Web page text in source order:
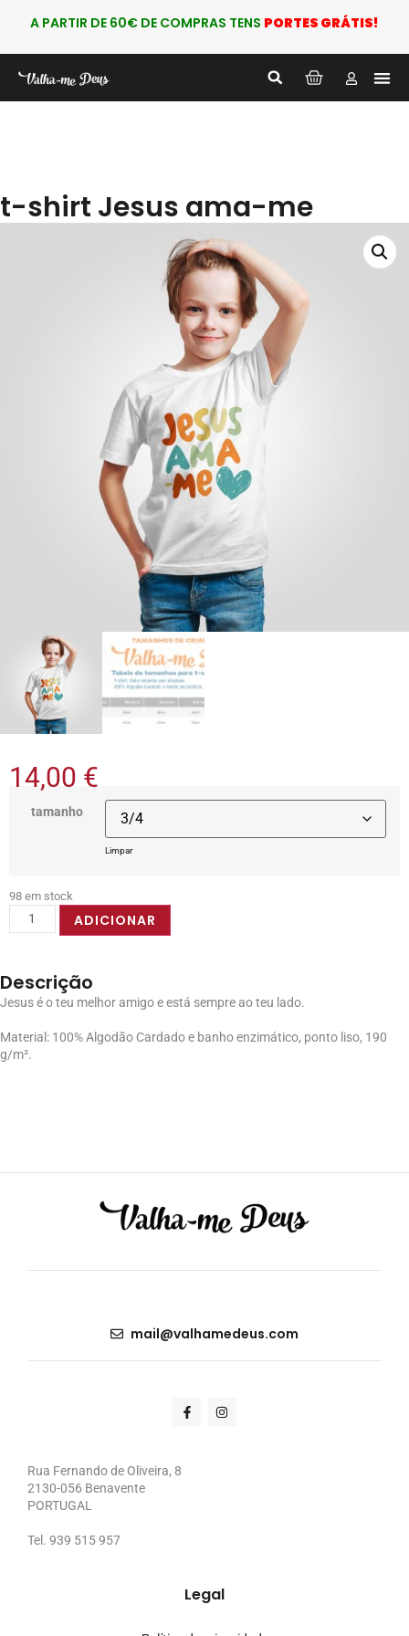
A PARTIR DE 60€ DE COMPRAS TENS PORTES GRÁTIS!
t-shirt Jesus ama-me
14,00 €
tamanho
Limpar
98 em stock
ADICIONAR
Descrição
Jesus é o teu melhor amigo e está sempre ao teu lado.
Material: 100% Algodão Cardado e banho enzimático, ponto liso, 190
g/m².
mail@valhamedeus.com
Rua Fernando de Oliveira, 8
2130-056 Benavente
PORTUGAL
Tel. 939 515 957
Legal